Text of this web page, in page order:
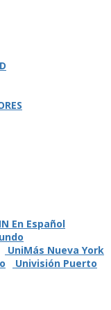
En Español
UniMás Nueva York
Univisión Puerto